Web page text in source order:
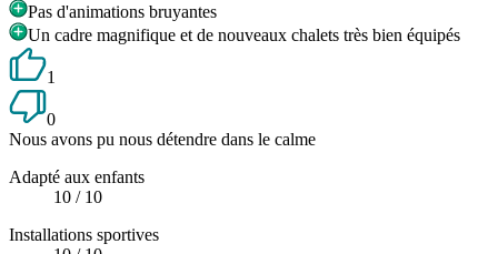
Pas d'animations bruyantes
Un cadre magnifique et de nouveaux chalets très bien équipés
1
0
Nous avons pu nous détendre dans le calme
Adapté aux enfants
10 / 10
Installations sportives